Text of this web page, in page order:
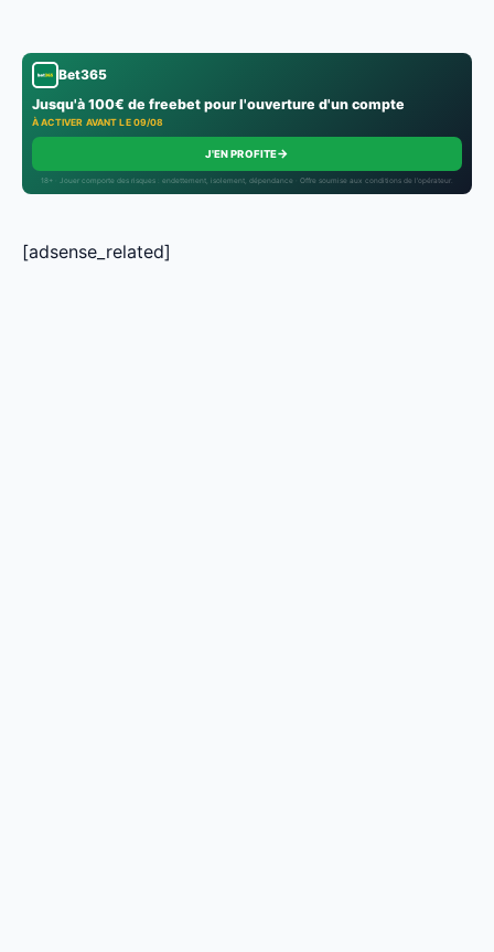
Bet365
Jusqu'à 100€ de freebet pour l'ouverture d'un compte
À ACTIVER AVANT LE 09/08
J'EN PROFITE→
18+ · Jouer comporte des risques : endettement, isolement, dépendance · Offre soumise aux conditions de l’opérateur.
[adsense_related]